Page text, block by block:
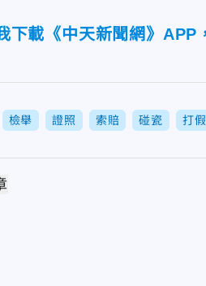
下載《中天新聞網》APP
檢舉 證照 索賠 碰瓷 打假